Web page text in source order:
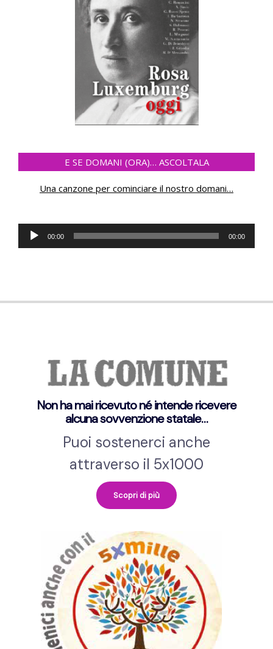
E SE DOMANI (ORA)… ASCOLTALA
Una canzone per cominciare il nostro domani…
Audio
Player
00:00 00:00
Non ha mai ricevuto né intende ricevere
alcuna sovvenzione statale…
Puoi sostenerci anche
attraverso il 5x1000
Scopri di più